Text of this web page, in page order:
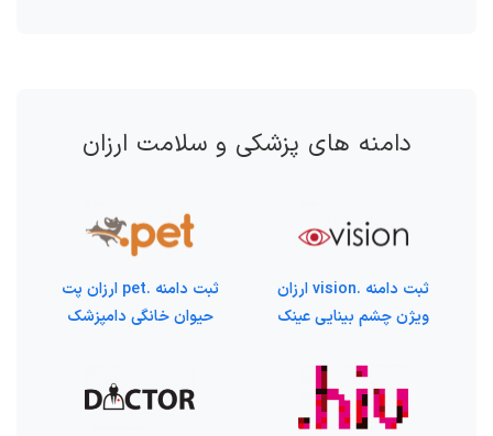
دامنه های پزشکی و سلامت ارزان
ثبت دامنه .vision ارزان
ویژن چشم بینایی عینک
ثبت دامنه .pet ارزان پت
حیوان خانگی دامپزشک